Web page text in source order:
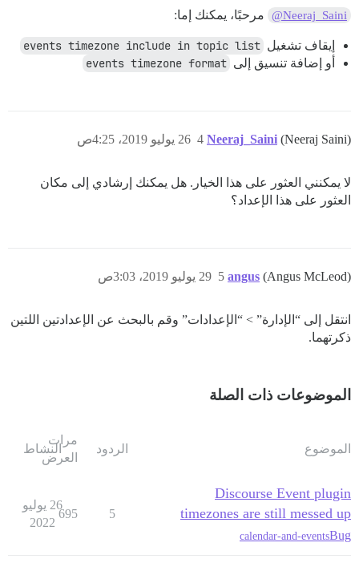
@Neeraj_Saini مرحبًا، يمكنك إما:
إيقاف تشغيل events timezone include in topic list
أو إضافة تنسيق إلى events timezone format
Neeraj_Saini (Neeraj Saini) 26 يوليو 2019، 4:25ص 4
لا يمكنني العثور على هذا الخيار. هل يمكنك إرشادي إلى مكان
العثور على هذا الإعداد؟
angus (Angus McLeod) 29 يوليو 2019، 3:03ص 5
انتقل إلى “الإدارة” > “الإعدادات” وقم بالبحث عن الإعدادتين اللتين
ذكرتهما.
الموضوعات ذات الصلة
الموضوع الردود
مرات
العرض
النشاط
Discourse Event plugin
timezones are still messed up
Bug
calendar-and-events
5
695
26 يوليو
2022